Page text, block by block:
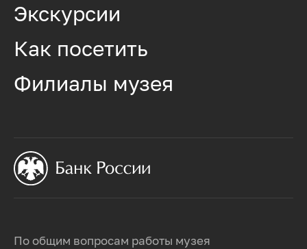
По общим вопросам работы музея
Экскурсии
Как посетить
Филиалы музея